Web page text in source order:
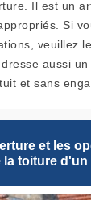
Il est un
Si
veuillez
aussi
et sans
et les
la toiture d'un